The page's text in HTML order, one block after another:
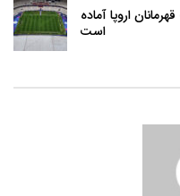
اروپا آماده
است